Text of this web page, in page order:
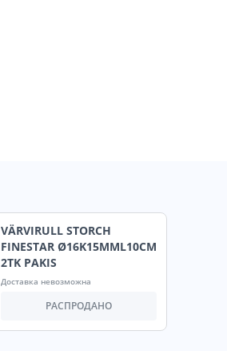
VÄRVIRULL STORCH
FINESTAR Ø16K15MML10CM
2TK PAKIS
Доставка невозможна
РАСПРОДАНО